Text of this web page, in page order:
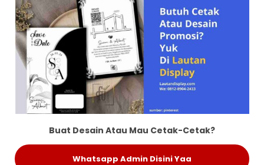
Buat Desain Atau Mau Cetak-Cetak?
Whatsapp Admin Disini Yaa